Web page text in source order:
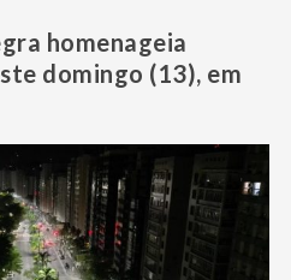
homenageia
domingo (13), em